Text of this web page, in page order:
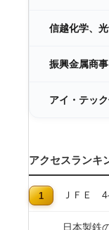
信越化学、
振興金属商
アイ・テッ
アクセスランキ
ＪＦＥ
日本製鉄